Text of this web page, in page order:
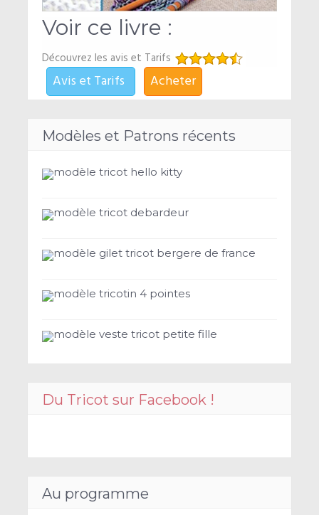
Voir ce livre :
Découvrez les avis et Tarifs
Acheter
Avis et Tarifs
Modèles et Patrons récents
modèle tricot hello kitty
modèle tricot debardeur
modèle gilet tricot bergere de france
modèle tricotin 4 pointes
modèle veste tricot petite fille
Du Tricot sur Facebook !
Au programme